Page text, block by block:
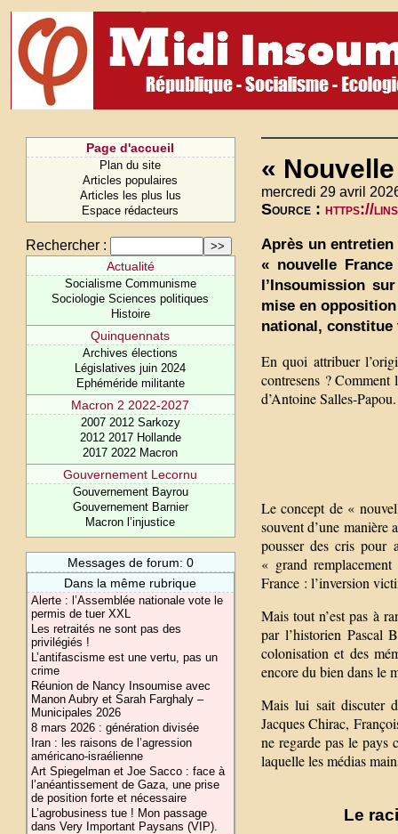
Page d'accueil
Plan du site
Articles populaires
Articles les plus lus
Espace rédacteurs
Rechercher :
Actualité
Socialisme Communisme
Sociologie Sciences politiques
Histoire
Quinquennats
Archives élections
Législatives juin 2024
Ephéméride militante
Macron 2 2022-2027
2007 2012 Sarkozy
2012 2017 Hollande
2017 2022 Macron
Gouvernement Lecornu
Gouvernement Bayrou
Gouvernement Barnier
Macron l’injustice
Messages de forum: 0
Dans la même rubrique
Alerte : l’Assemblée nationale vote le
permis de tuer XXL
Les retraités ne sont pas des
privilégiés !
L’antifascisme est une vertu, pas un
crime
Réunion de Nancy Insoumise avec
Manon Aubry et Sarah Farghaly –
Municipales 2026
8 mars 2026 : génération divisée
Iran : les raisons de l’agression
américano-israélienne
Art Spiegelman et Joe Sacco : face à
l’anéantissement de Gaza, une prise
de position forte et nécessaire
L’agrobusiness tue ! Mon passage
dans Very Important Paysans (VIP).
«
mercredi 29 avril
Source : https://
Après un
« nouvelle
l’Insoumission
mise en
national,
En quoi attribuer
contresens ?
d’Antoine Salles-Papou.
Le concept de «
souvent d’une manière
pousser des cris pour
« grand
France : l’inversion
Mais tout n’est pas à
par l’historien Pascal
colonisation et des
encore du bien dans le
Mais lui sait discuter
Jacques Chirac,
ne regarde pas le pays
laquelle les médias
Le